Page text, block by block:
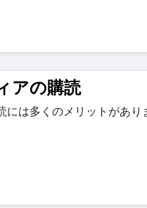
アの購読
には多くのメリットがあり